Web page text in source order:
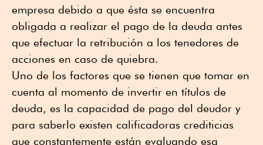
empresa debido a que ésta se encuentra
obligada a realizar el pago de la deuda antes
que efectuar la retribución a los tenedores de
acciones en caso de quiebra.
Uno de los factores que se tienen que tomar en
cuenta al momento de invertir en títulos de
deuda, es la capacidad de pago del deudor y
para saberlo existen calificadoras crediticias
que constantemente están evaluando esa